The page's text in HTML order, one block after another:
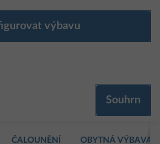
výbavu
Souhrn
ČALOUNĚNÍ OBYTNÁ VÝBAVA